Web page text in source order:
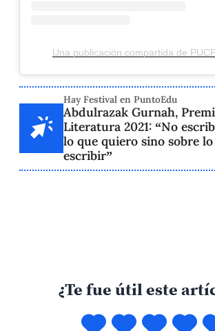
Una publicación compartida de
Hay Festival en PuntoEdu
Abdulrazak Gurnah,
Literatura 2021: “No
lo que quiero sino sobre
escribir”
¿Te fue útil este